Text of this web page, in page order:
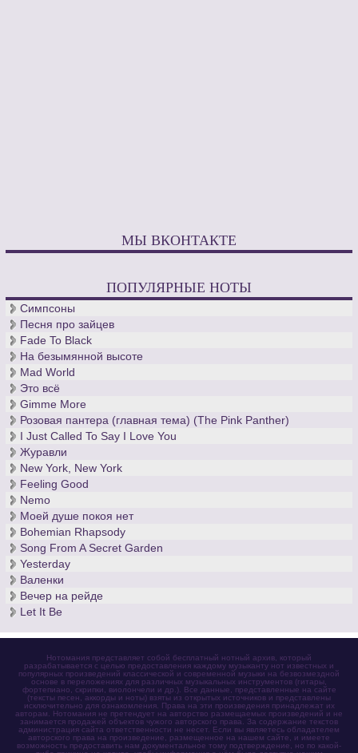
МЫ ВКОНТАКТЕ
ПОПУЛЯРНЫЕ НОТЫ
Симпсоны
Песня про зайцев
Fade To Black
На безымянной высоте
Mad World
Это всё
Gimme More
Розовая пантера (главная тема) (The Pink Panther)
I Just Called To Say I Love You
Журавли
New York, New York
Feeling Good
Nemo
Моей душе покоя нет
Bohemian Rhapsody
Song From A Secret Garden
Yesterday
Валенки
Вечер на рейде
Let It Be
Нотомания представляет собой бесплатный нотный архив, который
разрабатывается с целью предоставления каждому музыканту нот известных и
популярных произведений классической и современной музыки на безвозмездной
основе в переложениях для различных музыкальных инструментов (гитары,
фортепиано, скрипки, виолончели и др.). Все данные, представленные на сайте
(тексты песен, аккорды и ноты) взяты из открытых источников и представлены
исключительно для ознакомления. Права на эти произведения принадлежат их
авторам. Нотомания не претендует на авторство размещаемых произведений и не
занимается продажей объектов чужого авторского права. За содержание текстов
администрация сайта ответственности не несет. Если вы являетесь обладателем
авторского права на произведение, размещенное на нашем сайте, и имеете
возможность предоставить нам документальное тому подтверждение, но по какой-